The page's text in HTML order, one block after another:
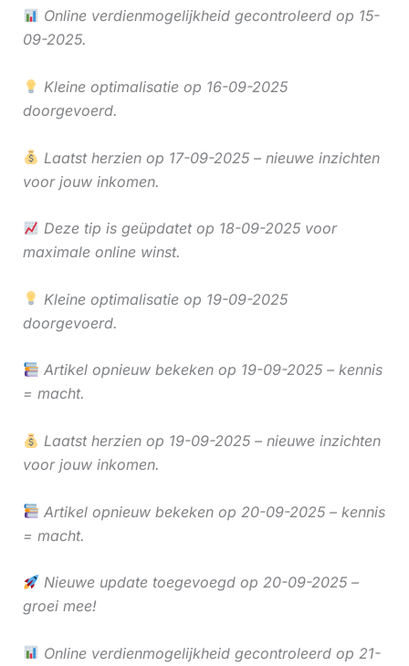
Online verdienmogelijkheid gecontroleerd op 15-
09-2025.
Kleine optimalisatie op 16-09-2025
doorgevoerd.
Laatst herzien op 17-09-2025 – nieuwe inzichten
voor jouw inkomen.
Deze tip is geüpdatet op 18-09-2025 voor
maximale online winst.
Kleine optimalisatie op 19-09-2025
doorgevoerd.
Artikel opnieuw bekeken op 19-09-2025 – kennis
= macht.
Laatst herzien op 19-09-2025 – nieuwe inzichten
voor jouw inkomen.
Artikel opnieuw bekeken op 20-09-2025 – kennis
= macht.
Nieuwe update toegevoegd op 20-09-2025 –
groei mee!
Online verdienmogelijkheid gecontroleerd op 21-